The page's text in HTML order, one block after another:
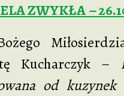
ZWYKŁA–
Kucharczyk –
od